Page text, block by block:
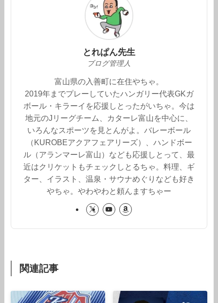
とれぱん先生
ブログ管理人
富山県の入善町に在住やちゃ。
2019年までプレーしていたハンガリー代表GKガ
ボール・キラーイを応援しとったがいちゃ。今は
地元のJリーグチーム、カターレ富山を中心に、
いろんなスポーツを見とんがよ。バレーボール
（KUROBEアクアフェアリーズ）、ハンドボー
ル（アランマーレ富山）なども応援しとって、最
近はクリケットもチェックしとるちゃ。料理、ギ
ター、イラスト、温泉・サウナめぐりなども好き
やちゃ。やわやわと頼んますちゃー
関連記事